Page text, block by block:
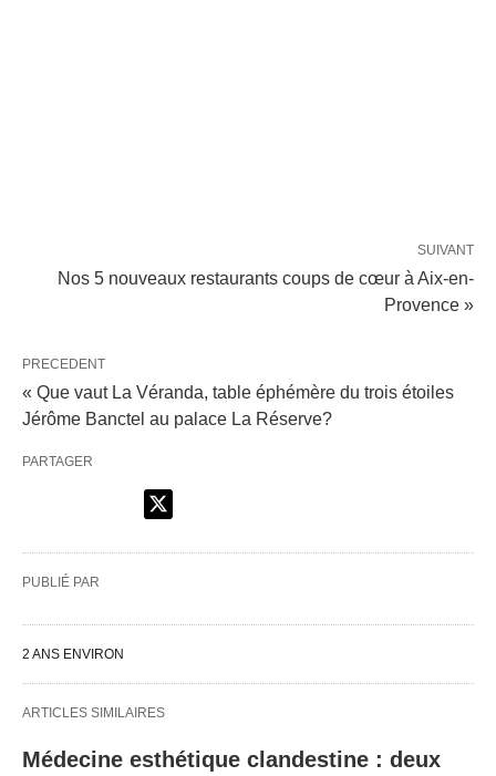
SUIVANT
Nos 5 nouveaux restaurants coups de cœur à Aix-en-
Provence »
PRECEDENT
« Que vaut La Véranda, table éphémère du trois étoiles
Jérôme Banctel au palace La Réserve?
PARTAGER
PUBLIÉ PAR
2 ANS ENVIRON
ARTICLES SIMILAIRES
Médecine esthétique clandestine : deux